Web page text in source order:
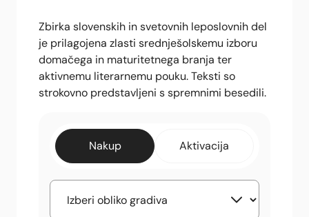
Zbirka slovenskih in svetovnih leposlovnih del
je prilagojena zlasti srednješolskemu izboru
domačega in maturitetnega branja ter
aktivnemu literarnemu pouku. Teksti so
strokovno predstavljeni s spremnimi besedili.
Nakup Aktivacija